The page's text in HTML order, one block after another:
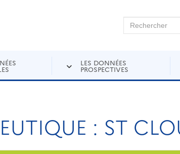
Rechercher sur
LES DONNÉES
PROSPECTIVES
: ST